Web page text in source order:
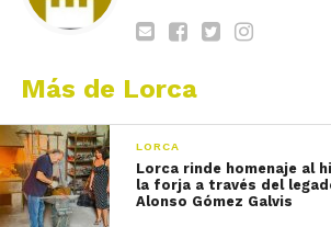
Más de Lorca
LORCA
Lorca rinde homenaje al
la forja a través del
Alonso Gómez Galvis